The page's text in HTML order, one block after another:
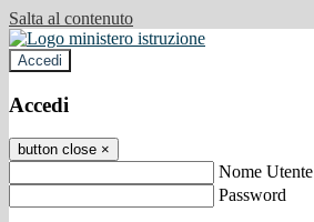
Salta al contenuto
Accedi
Accedi
button close ×
Nome Utente
Password